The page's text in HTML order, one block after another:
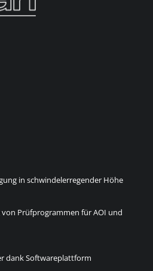
in schwindelerregender Höhe
von Prüfprogrammen für AOI und
dank Softwareplattform